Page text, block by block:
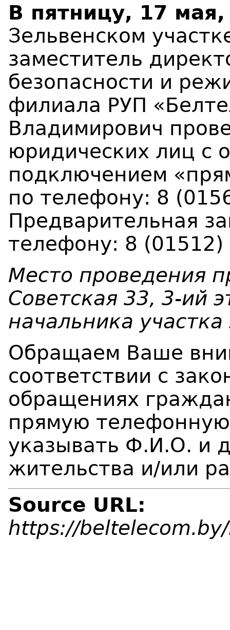
В пятницу, 17
Зельвенском
заместитель
безопасности и
филиала РУП
Владимирович
юридических лиц с
подключением
по телефону: 8
Предварительная
телефону: 8 (01512)
Место проведения
Советская 33, 3-ий
начальника участка
Обращаем Ваше
соответствии с
обращениях
прямую
указывать Ф.И.О. и
жительства и/или
Source URL:
https://